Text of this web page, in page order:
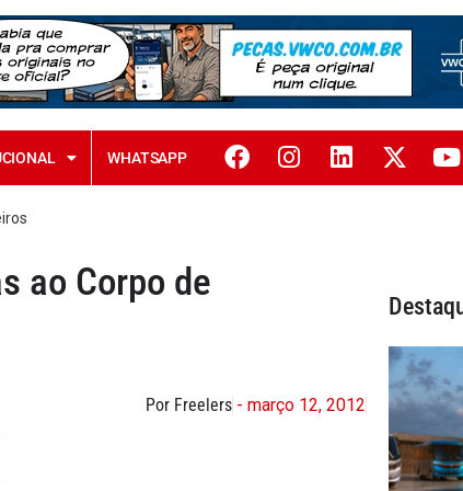
WHATSAPP
ao Corpo de
Por Freelers - março 12, 2012